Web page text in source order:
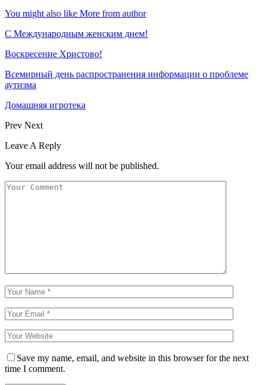
You might also like More from author
С Международным женским днем!
Воскресение Xристово!
Всемирный день распространения информации о проблеме
аутизма
Домашняя игротека
Prev Next
Leave A Reply
Your email address will not be published.
Save my name, email, and website in this browser for the next
time I comment.